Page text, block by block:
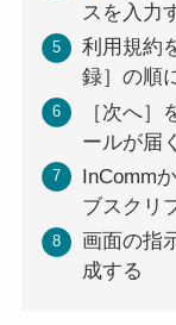
スを入力
利用規約
録］の順
［次へ
ールが届く
InComm
ブスクリ
画面の指
成する